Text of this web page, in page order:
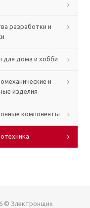
разработки и
для дома и хобби
и
изделия
компоненты
© Электронщик